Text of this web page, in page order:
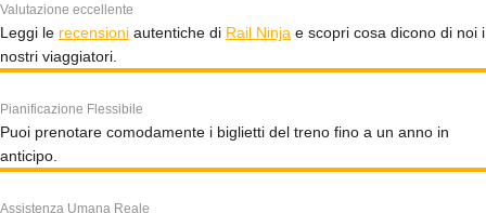
Valutazione eccellente
Leggi le recensioni autentiche di Rail Ninja e scopri cosa dicono di noi i
nostri viaggiatori.
Pianificazione Flessibile
Puoi prenotare comodamente i biglietti del treno fino a un anno in
anticipo.
Assistenza Umana Reale